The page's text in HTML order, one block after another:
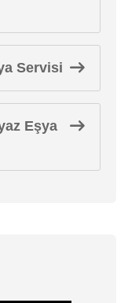
Servisi
Eşya